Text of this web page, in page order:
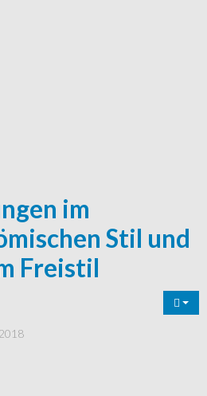
im
Stil und
Freistil